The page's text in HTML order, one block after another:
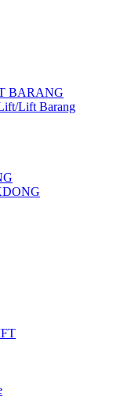
BARANG
Lift Barang